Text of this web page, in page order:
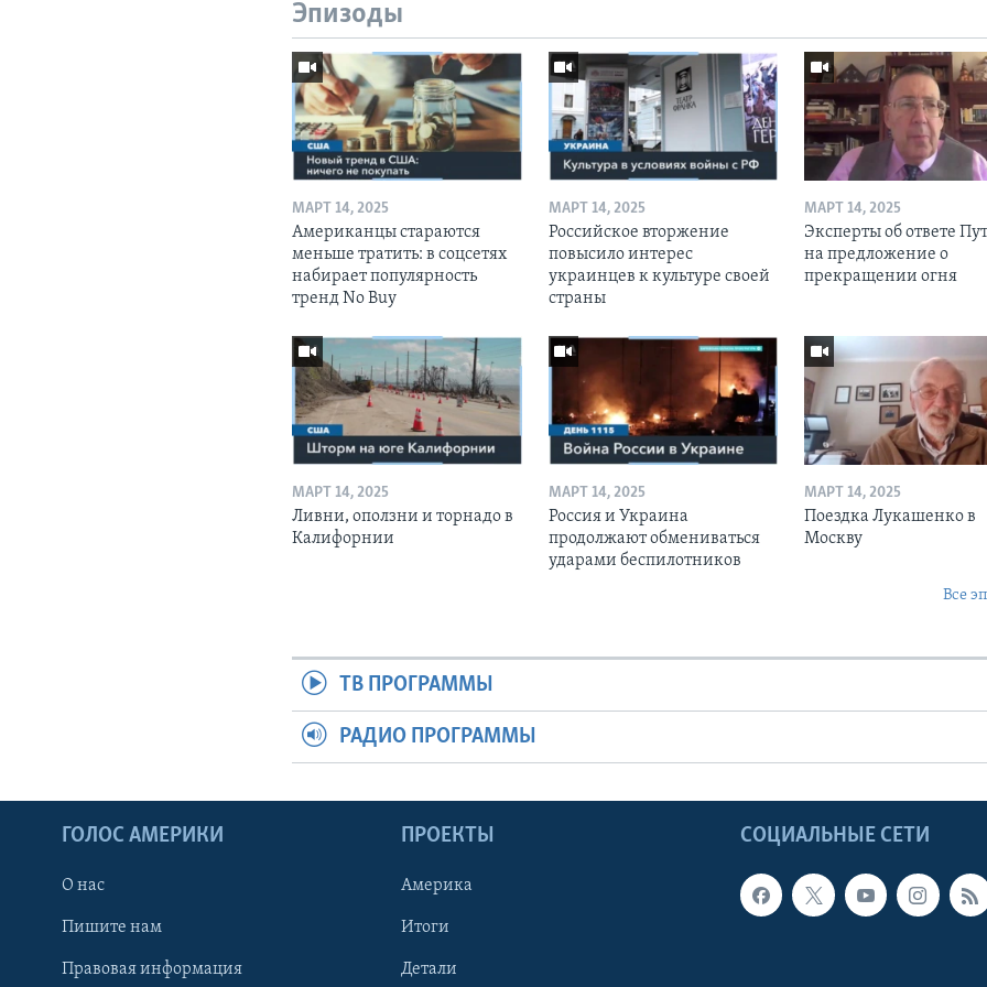
Эпизоды
МАРТ 14, 2025
Американцы стараются
меньше тратить: в соцсетях
набирает популярность
тренд No Buy
МАРТ 14, 2025
Российское вторжение
повысило интерес
украинцев к культуре своей
страны
МАРТ 14, 2025
Эксперты об ответе
на предложение о
прекращении огня
МАРТ 14, 2025
Ливни, оползни и торнадо в
Калифорнии
МАРТ 14, 2025
Россия и Украина
продолжают обмениваться
ударами беспилотников
МАРТ 14, 2025
Поездка Лукашенко в
Москву
Все
ТВ ПРОГРАММЫ
РАДИО ПРОГРАММЫ
СОЦИАЛЬНЫЕ СЕТИ
ГОЛОС АМЕРИКИ
О нас
Пишите нам
Правовая информация
ПРОЕКТЫ
Америка
Итоги
Детали